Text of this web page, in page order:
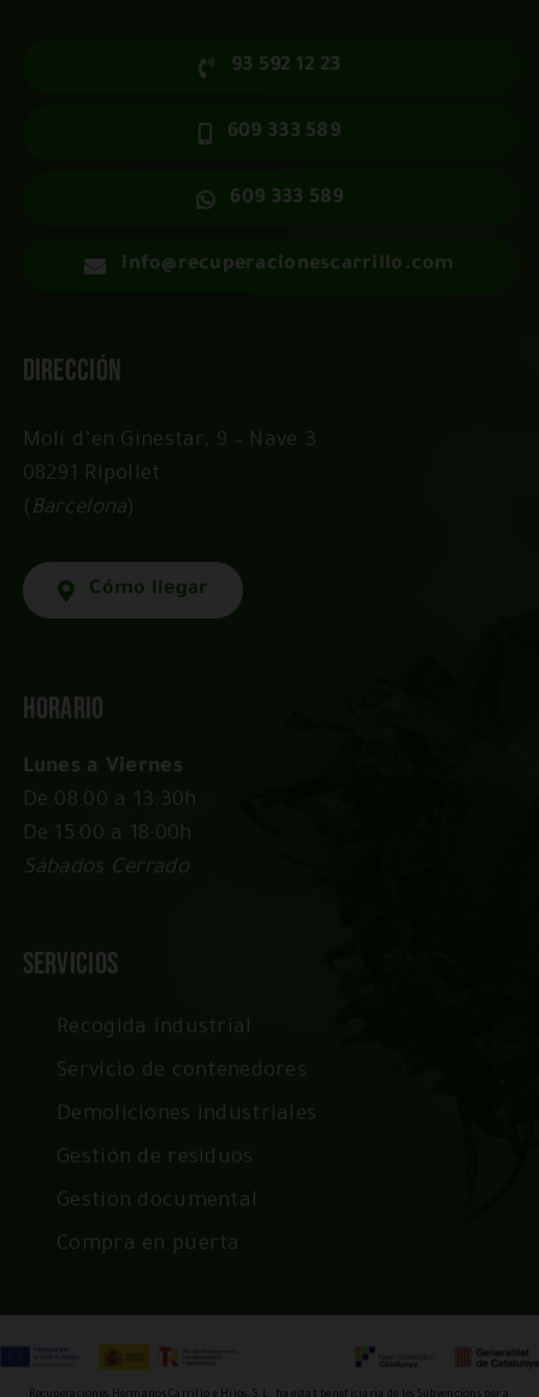
93 592 12 23
609 333 589
609 333 589
info@recuperacionescarrillo.com
Dirección
Molí d’en Ginestar, 9 – Nave 3
08291 Ripollet
( Barcelona)
Cómo llegar
Horario
Lunes a Viernes
De 08:00 a 13:30h
De 15:00 a 18:00h
Sábados Cerrado
Servicios
Recogida industrial
Servicio de contenedores
Demoliciones industriales
Gestión de residuos
Gestión documental
Compra en puerta